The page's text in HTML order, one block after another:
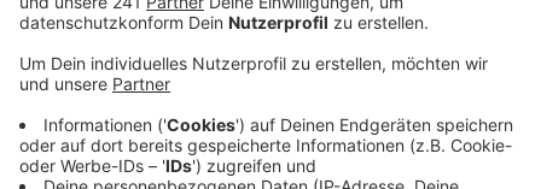
Anzeige